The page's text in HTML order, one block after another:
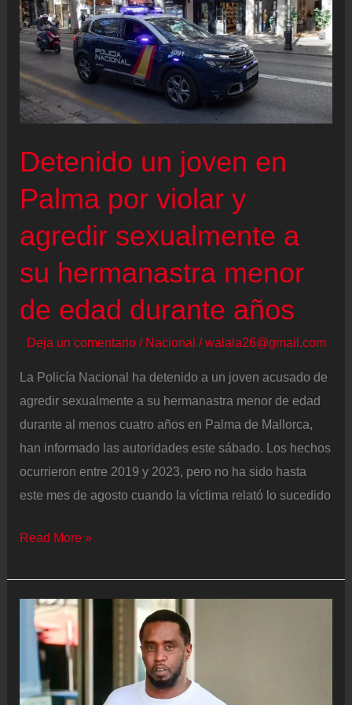
republicanos
que
declararon
su
“amor”
Hitler
en
un
chat
Detenido un joven en
Palma por violar y
agredir sexualmente a
su hermanastra menor
de edad durante años
Deja un comentario / Nacional /walala26@gmail.com
La Policía Nacional ha detenido a un joven acusado de
agredir sexualmente a su hermanastra menor de edad
durante al menos cuatro años en Palma de Mallorca,
han informado las autoridades este sábado. Los hechos
ocurrieron entre 2019 y 2023, pero no ha sido hasta
este mes de agosto cuando la víctima relató lo sucedido
Detenido
joven
Palma
violar
y
Read More »